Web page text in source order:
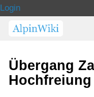
Login
Übergang
Hochfreiung